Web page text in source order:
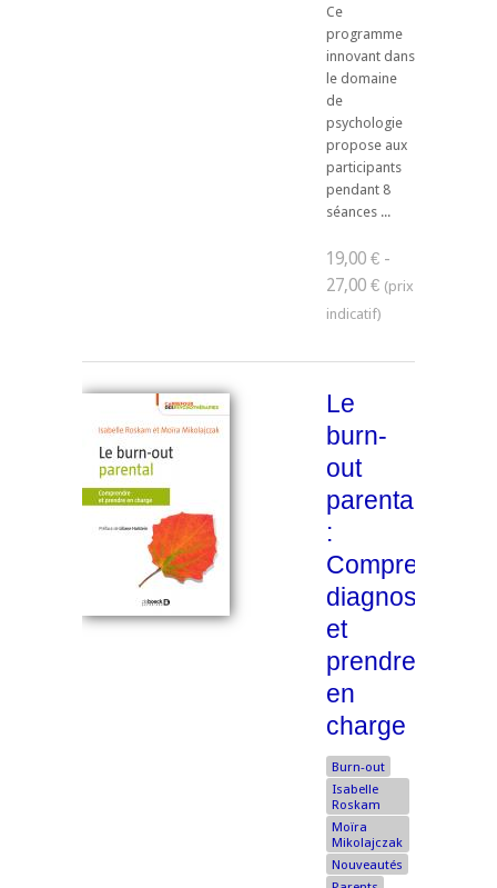
Ce
programme
innovant dans
le domaine
de
psychologie
propose aux
participants
pendant 8
séances ...
19,00 € -
27,00 €
Le
burn-
out
parental
:
Comprendre,
diagnostiquer
et
prendre
en
charge
Burn-out
Isabelle
Roskam
Moïra
Mikolajczak
Nouveautés